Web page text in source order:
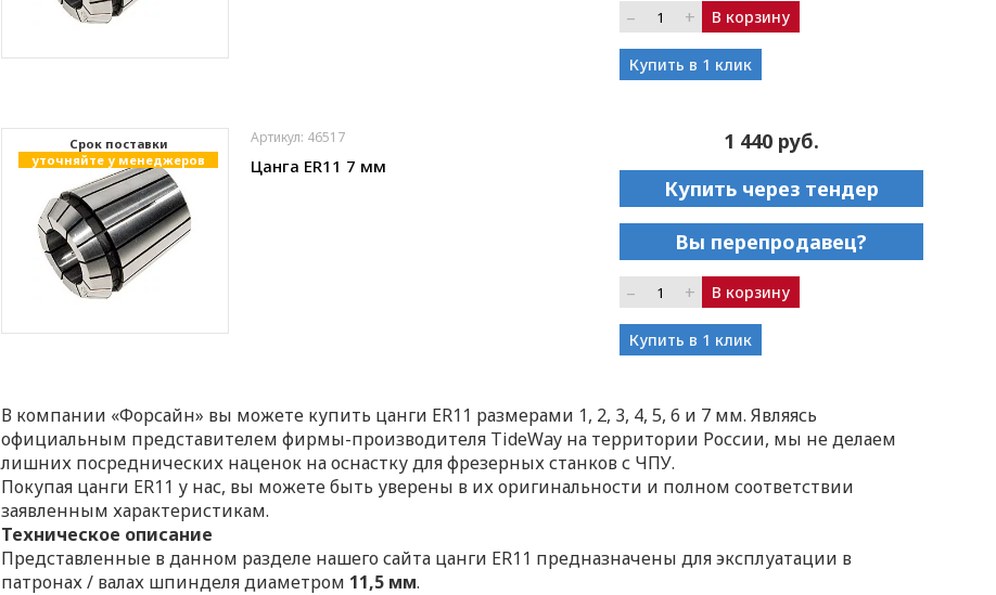
– + В корзину
Купить в 1 клик
Cрок поставки
уточняйте у менеджеров
Артикул: 46517
Цанга ER11 7 мм
1 440 руб.
Купить через тендер
Вы перепродавец?
– + В корзину
Купить в 1 клик
В компании «Форсайн» вы можете купить цанги ER11 размерами 1, 2, 3, 4, 5, 6 и 7 мм. Являясь
официальным представителем фирмы-производителя TideWay на территории России, мы не делаем
лишних посреднических наценок на оснастку для фрезерных станков с ЧПУ.
Покупая цанги ER11 у нас, вы можете быть уверены в их оригинальности и полном соответствии
заявленным характеристикам.
Техническое описание
Представленные в данном разделе нашего сайта цанги ER11 предназначены для эксплуатации в
патронах / валах шпинделя диаметром 11,5 мм.